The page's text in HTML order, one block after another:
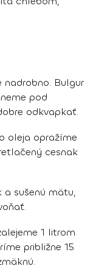
nadrobno. Bulgur
pod
odkvapkať.
oleja opražíme
cesnak
a sušenú mätu,
1 litrom
približne 15